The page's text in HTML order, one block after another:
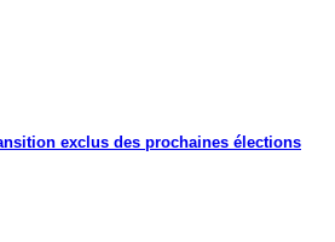
exclus des prochaines élections